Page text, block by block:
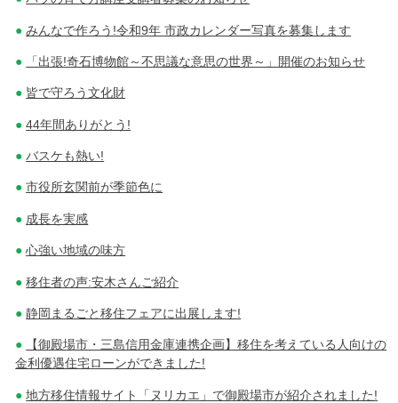
みんなで作ろう!令和9年 市政カレンダー写真を募集します
「出張!奇石博物館～不思議な意思の世界～」開催のお知らせ
皆で守ろう文化財
44年間ありがとう!
バスケも熱い!
市役所玄関前が季節色に
成長を実感
心強い地域の味方
移住者の声:安木さんご紹介
静岡まるごと移住フェアに出展します!
【御殿場市・三島信用金庫連携企画】移住を考えている人向けの
金利優遇住宅ローンができました!
地方移住情報サイト「ヌリカエ」で御殿場市が紹介されました!